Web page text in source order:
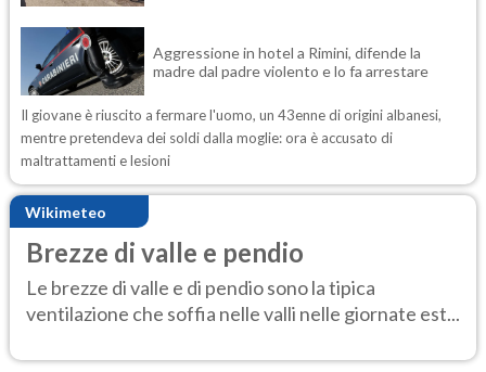
Aggressione in hotel a Rimini, difende la
madre dal padre violento e lo fa arrestare
Il giovane è riuscito a fermare l'uomo, un 43enne di origini albanesi,
mentre pretendeva dei soldi dalla moglie: ora è accusato di
maltrattamenti e lesioni
Wikimeteo
Brezze di valle e pendio
Le brezze di valle e di pendio sono la tipica
ventilazione che soffia nelle valli nelle giornate est...